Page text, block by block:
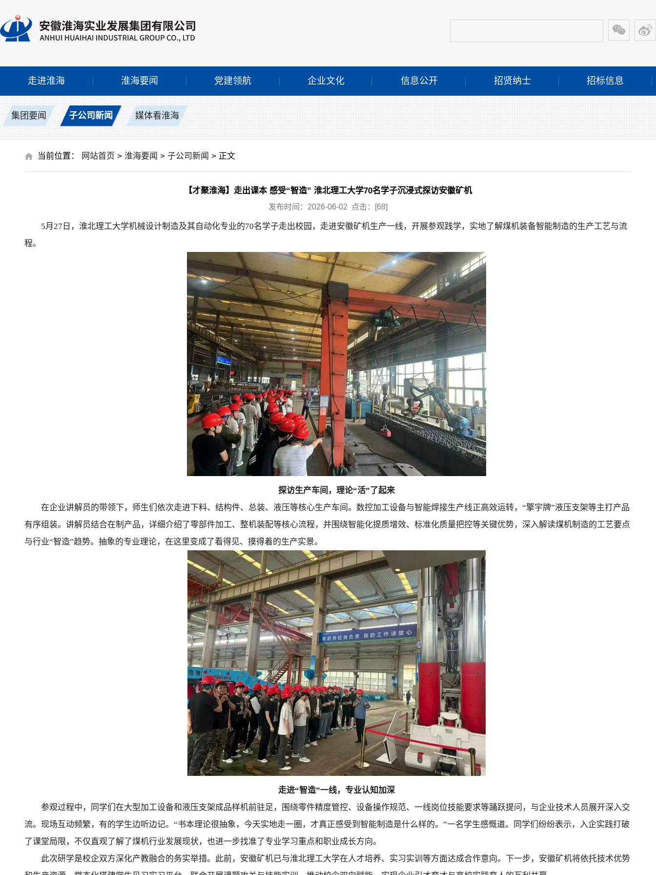
走进淮海 淮海要闻 党建领航 企业文化 信息公开 招贤纳士 招标信息
集团要闻 子公司新闻 媒体看淮海
当前位置： 网站首页 > 淮海要闻 > 子公司新闻 > 正文
【才聚淮海】走出课本 感受“智造” 淮北理工大学70名学子沉浸式探访安徽矿机
发布时间：2026-06-02 点击：[68]
5月27日，淮北理工大学机械设计制造及其自动化专业的70名学子走出校园，走进安徽矿机生产一线，开展参观践学，实地了解煤机装备智能制造的生产工艺与流
程。
探访生产车间，理论“活”了起来
在企业讲解员的带领下，师生们依次走进下料、结构件、总装、液压等核心生产车间。数控加工设备与智能焊接生产线正高效运转，“擎宇牌”液压支架等主打产品
有序组装。讲解员结合在制产品，详细介绍了零部件加工、整机装配等核心流程，并围绕智能化提质增效、标准化质量把控等关键优势，深入解读煤机制造的工艺要点
与行业“智造”趋势。抽象的专业理论，在这里变成了看得见、摸得着的生产实景。
走进“智造”一线，专业认知加深
参观过程中，同学们在大型加工设备和液压支架成品样机前驻足，围绕零件精度管控、设备操作规范、一线岗位技能要求等踊跃提问，与企业技术人员展开深入交
流。现场互动频繁，有的学生边听边记。“书本理论很抽象，今天实地走一圈，才真正感受到智能制造是什么样的。”一名学生感慨道。同学们纷纷表示，入企实践打破
了课堂局限，不仅直观了解了煤机行业发展现状，也进一步找准了专业学习重点和职业成长方向。
此次研学是校企双方深化产教融合的务实举措。此前，安徽矿机已与淮北理工大学在人才培养、实习实训等方面达成合作意向。下一步，安徽矿机将依托技术优势